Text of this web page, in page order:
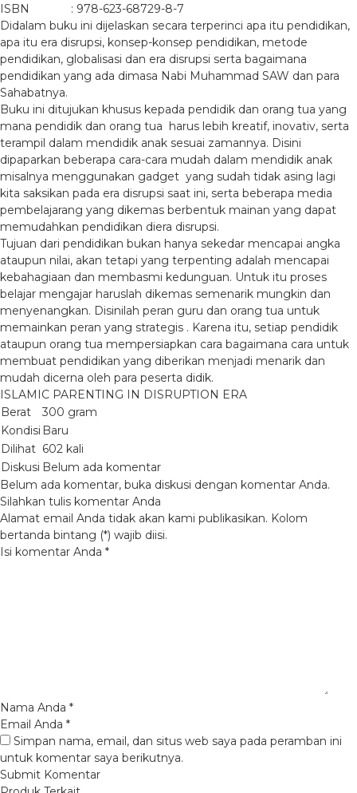
ISBN : 978-623-68729-8-7
Didalam buku ini dijelaskan secara terperinci apa itu pendidikan,
apa itu era disrupsi, konsep-konsep pendidikan, metode
pendidikan, globalisasi dan era disrupsi serta bagaimana
pendidikan yang ada dimasa Nabi Muhammad SAW dan para
Sahabatnya.
Buku ini ditujukan khusus kepada pendidik dan orang tua yang
mana pendidik dan orang tua harus lebih kreatif, inovativ, serta
terampil dalam mendidik anak sesuai zamannya. Disini
dipaparkan beberapa cara-cara mudah dalam mendidik anak
misalnya menggunakan gadget yang sudah tidak asing lagi
kita saksikan pada era disrupsi saat ini, serta beberapa media
pembelajarang yang dikemas berbentuk mainan yang dapat
memudahkan pendidikan diera disrupsi.
Tujuan dari pendidikan bukan hanya sekedar mencapai angka
ataupun nilai, akan tetapi yang terpenting adalah mencapai
kebahagiaan dan membasmi kedunguan. Untuk itu proses
belajar mengajar haruslah dikemas semenarik mungkin dan
menyenangkan. Disinilah peran guru dan orang tua untuk
memainkan peran yang strategis . Karena itu, setiap pendidik
ataupun orang tua mempersiapkan cara bagaimana cara untuk
membuat pendidikan yang diberikan menjadi menarik dan
mudah dicerna oleh para peserta didik.
ISLAMIC PARENTING IN DISRUPTION ERA
Berat
300 gram
Kondisi Baru
Dilihat 602 kali
Diskusi Belum ada komentar
Belum ada komentar, buka diskusi dengan komentar Anda.
Silahkan tulis komentar Anda
Alamat email Anda tidak akan kami publikasikan. Kolom
bertanda bintang (*) wajib diisi.
Isi komentar Anda *
Nama Anda *
Email Anda *
Simpan nama, email, dan situs web saya pada peramban ini
untuk komentar saya berikutnya.